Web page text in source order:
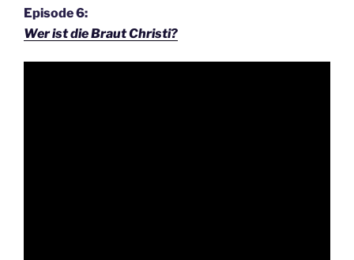
Episode 6:
Wer ist die Braut Christi?